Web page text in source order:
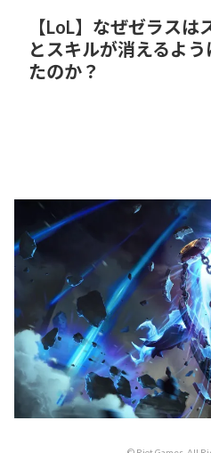
【LoL】なぜゼラス
とスキルが消えるよ
たのか？